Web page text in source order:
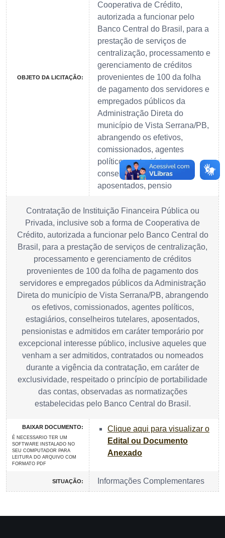
OBJETO DA LICITAÇÃO:
Cooperativa de Crédito,
autorizada a funcionar pelo
Banco Central do Brasil, para a
prestação de serviços de
centralização, processamento e
gerenciamento de créditos
provenientes de 100 da folha
de pagamento dos servidores e
empregados públicos da
Administração Direta do
município de Vista Serrana/PB,
abrangendo os efetivos,
comissionados, agentes
políticos, estagiários,
conselheiros tutelares,
aposentados, pensio
Contratação de Instituição Financeira Pública ou
Privada, inclusive sob a forma de Cooperativa de
Crédito, autorizada a funcionar pelo Banco Central do
Brasil, para a prestação de serviços de centralização,
processamento e gerenciamento de créditos
provenientes de 100 da folha de pagamento dos
servidores e empregados públicos da Administração
Direta do município de Vista Serrana/PB, abrangendo
os efetivos, comissionados, agentes políticos,
estagiários, conselheiros tutelares, aposentados,
pensionistas e admitidos em caráter temporário por
excepcional interesse público, inclusive aqueles que
venham a ser admitidos, contratados ou nomeados
durante a vigência da contratação, em caráter de
exclusividade, respeitado o princípio de portabilidade
das contas, observadas as normatizações
estabelecidas pelo Banco Central do Brasil.
BAIXAR DOCUMENTO:
É NECESSARIO TER UM
SOFTWARE INSTALADO NO
SEU COMPUTADOR PARA
LEITURA DO ARQUIVO COM
FORMATO PDF
Clique aqui para visualizar o
Edital ou Documento
Anexado
SITUAÇÃO: Informações Complementares